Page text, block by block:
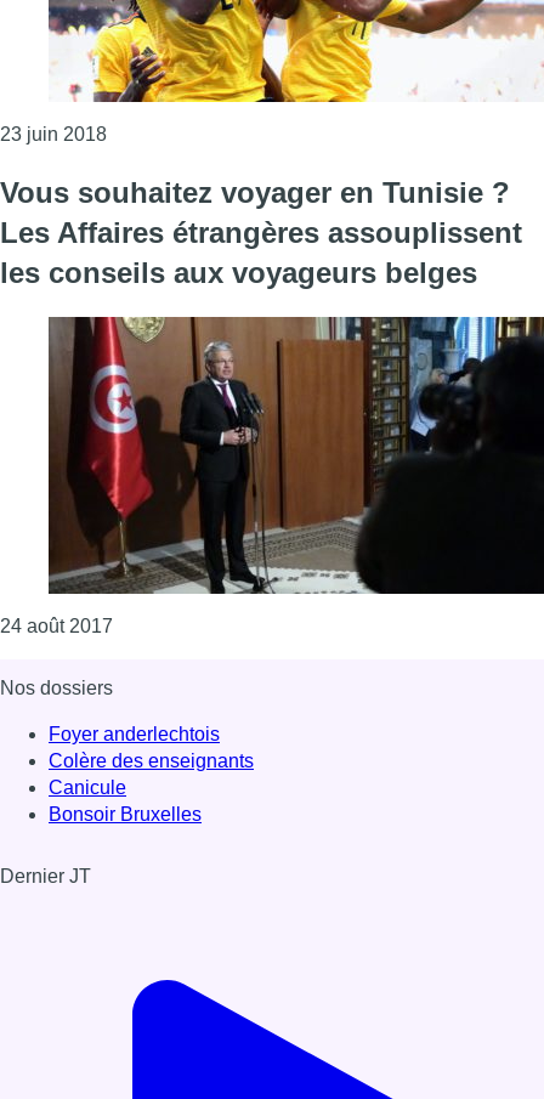
23 juin 2018Consulter l'article "Les Diables plument les Aigles
Vous souhaitez voyager en Tunisie ?
Les Affaires étrangères assouplissent
les conseils aux voyageurs belges
24 août 2017
Nos dossiers
Foyer anderlechtois
Colère des enseignants
Canicule
Bonsoir Bruxelles
Dernier JT